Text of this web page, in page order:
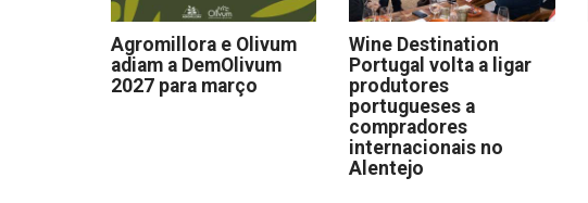
Agromillora e Olivum
adiam a DemOlivum
2027 para março
Wine Destination
Portugal volta a ligar
produtores
portugueses a
compradores
internacionais no
Alentejo